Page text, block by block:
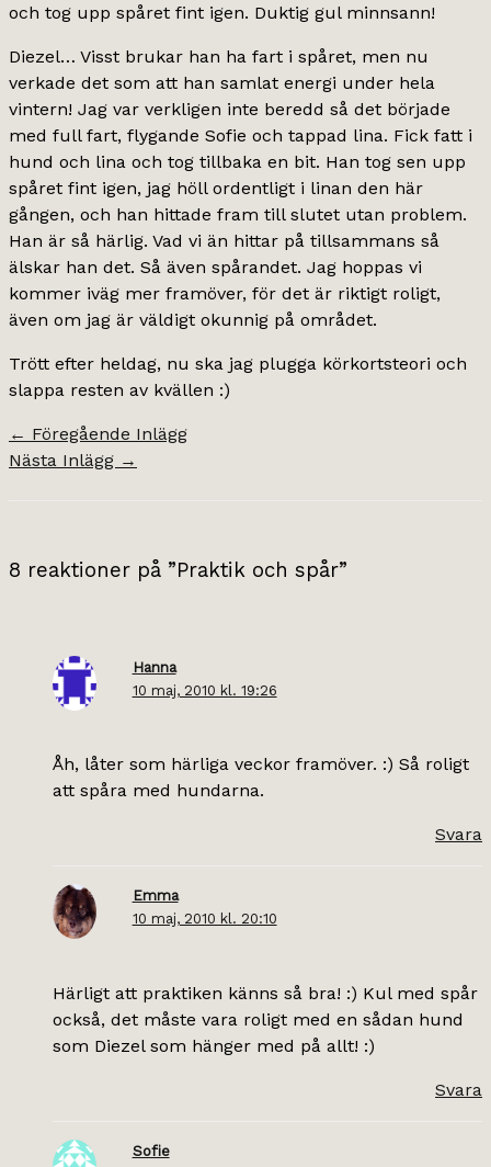
och tog upp spåret fint igen. Duktig gul minnsann!
Diezel… Visst brukar han ha fart i spåret, men nu
verkade det som att han samlat energi under hela
vintern! Jag var verkligen inte beredd så det började
med full fart, flygande Sofie och tappad lina. Fick fatt i
hund och lina och tog tillbaka en bit. Han tog sen upp
spåret fint igen, jag höll ordentligt i linan den här
gången, och han hittade fram till slutet utan problem.
Han är så härlig. Vad vi än hittar på tillsammans så
älskar han det. Så även spårandet. Jag hoppas vi
kommer iväg mer framöver, för det är riktigt roligt,
även om jag är väldigt okunnig på området.
Trött efter heldag, nu ska jag plugga körkortsteori och
slappa resten av kvällen :)
← Föregående Inlägg
Nästa Inlägg →
8 reaktioner på ”Praktik och spår”
Hanna
10 maj, 2010 kl. 19:26
Åh, låter som härliga veckor framöver. :) Så roligt
att spåra med hundarna.
Svara
Emma
10 maj, 2010 kl. 20:10
Härligt att praktiken känns så bra! :) Kul med spår
också, det måste vara roligt med en sådan hund
som Diezel som hänger med på allt! :)
Svara
Sofie